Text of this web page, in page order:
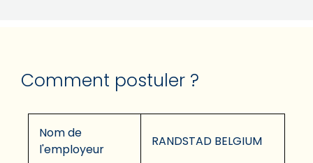
Comment postuler ?
Nom de
l'employeur
RANDSTAD BELGIUM